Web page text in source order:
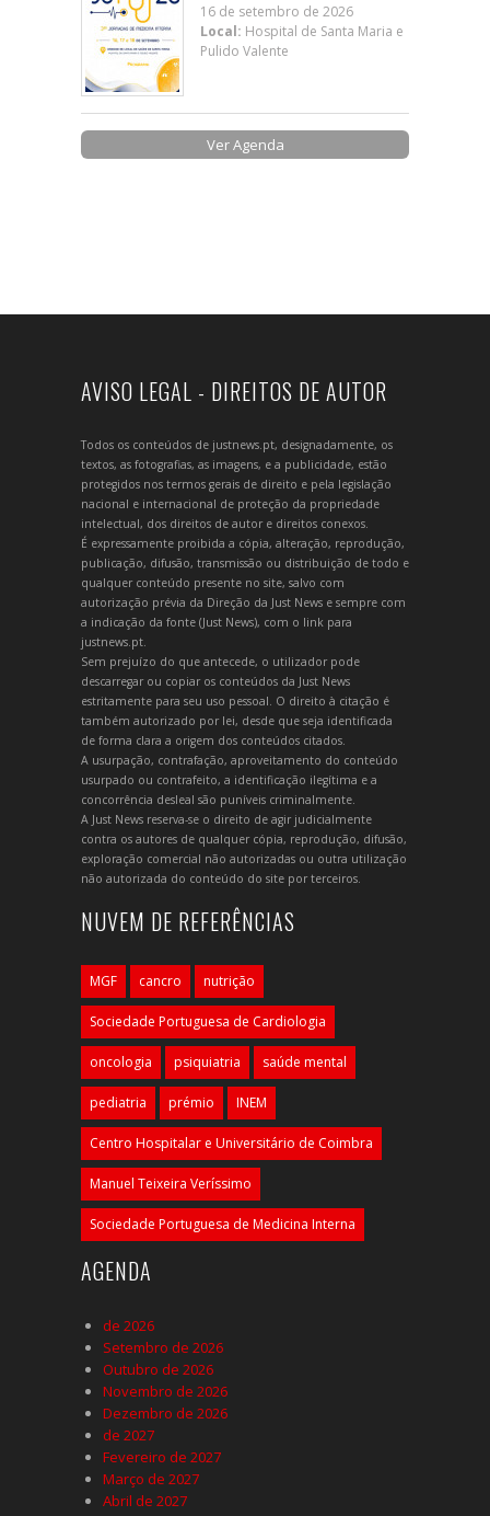
16 de setembro de 2026
Local: Hospital de Santa Maria e
Pulido Valente
Ver Agenda
AVISO LEGAL - DIREITOS DE AUTOR
Todos os conteúdos de justnews.pt, designadamente, os
textos, as fotografias, as imagens, e a publicidade, estão
protegidos nos termos gerais de direito e pela legislação
nacional e internacional de proteção da propriedade
intelectual, dos direitos de autor e direitos conexos.
É expressamente proibida a cópia, alteração, reprodução,
publicação, difusão, transmissão ou distribuição de todo e
qualquer conteúdo presente no site, salvo com
autorização prévia da Direção da Just News e sempre com
a indicação da fonte (Just News), com o link para
justnews.pt.
Sem prejuízo do que antecede, o utilizador pode
descarregar ou copiar os conteúdos da Just News
estritamente para seu uso pessoal. O direito à citação é
também autorizado por lei, desde que seja identificada
de forma clara a origem dos conteúdos citados.
A usurpação, contrafação, aproveitamento do conteúdo
usurpado ou contrafeito, a identificação ilegítima e a
concorrência desleal são puníveis criminalmente.
A Just News reserva-se o direito de agir judicialmente
contra os autores de qualquer cópia, reprodução, difusão,
exploração comercial não autorizadas ou outra utilização
não autorizada do conteúdo do site por terceiros.
NUVEM DE REFERÊNCIAS
MGF cancro nutrição
Sociedade Portuguesa de Cardiologia
oncologia psiquiatria saúde mental
pediatria prémio INEM
Centro Hospitalar e Universitário de Coimbra
Manuel Teixeira Veríssimo
Sociedade Portuguesa de Medicina Interna
AGENDA
de 2026
Setembro de 2026
Outubro de 2026
Novembro de 2026
Dezembro de 2026
de 2027
Fevereiro de 2027
Março de 2027
Abril de 2027